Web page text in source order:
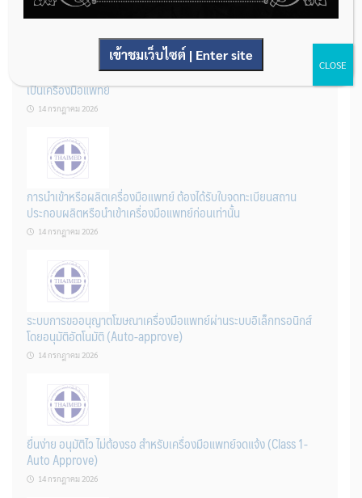
รู้หรือไม่? ผลิตภัณฑ์ชุดตรวจสําหรับตรวจสอบการปนเปื้อนแบบใดจัด
เป็นเครื่องมือแพทย์
14 กรกฎาคม 2026
การนำเข้าหรือผลิตเครื่องมือแพทย์ ต้องได้รับใบจดทะเบียนสถาน
ประกอบผลิตหรือนำเข้าเครื่องมือแพทย์ก่อนเท่านั้น
14 กรกฎาคม 2026
ระบบการขออนุญาตโฆษณาเครื่องมือแพทย์ผ่านระบบอิเล็กทรอนิกส์
โดยอนุมัติอัตโนมัติ (Auto-approve)
14 กรกฎาคม 2026
ยื่นง่าย อนุมัติไว ไม่ต้องรอ สำหรับเครื่องมือแพทย์จดแจ้ง (Class 1-
Auto Approve)
14 กรกฎาคม 2026
เข้าชมเว็บไซต์ | Enter site
CLOSE